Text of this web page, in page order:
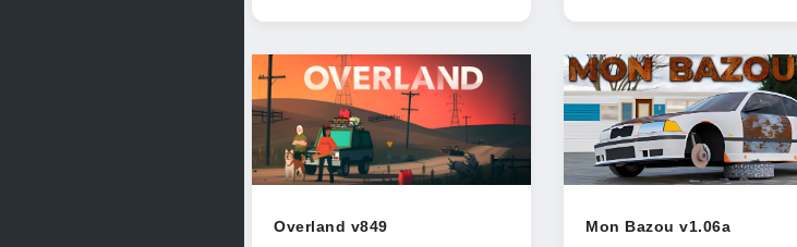
Overland v849 Mon Bazou v1.06a